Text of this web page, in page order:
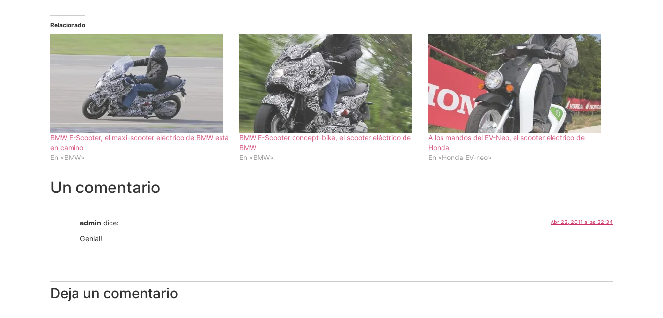
Relacionado
BMW E-Scooter, el maxi-scooter eléctrico de BMW está
en camino
En «BMW»
BMW E-Scooter concept-bike, el scooter eléctrico de
BMW
En «BMW»
A los mandos del EV-Neo, el scooter eléctrico de
Honda
En «Honda EV-neo»
Un comentario
admin dice: Abr 23, 2011 a las 22:34
Genial!
Deja un comentario